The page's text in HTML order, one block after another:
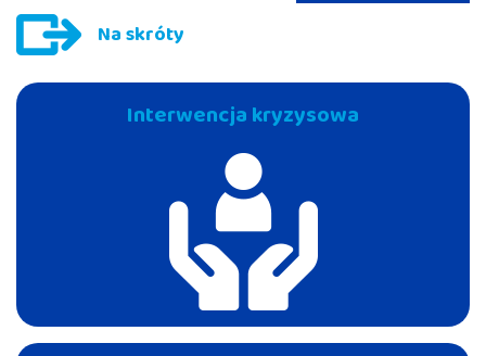
Na skróty
Interwencja kryzysowa